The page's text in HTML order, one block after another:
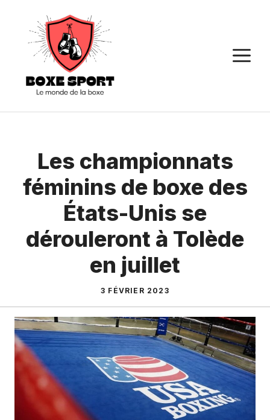
contenu
Les championnats
féminins de boxe des
États-Unis se
dérouleront à Tolède
en juillet
3 FÉVRIER 2023